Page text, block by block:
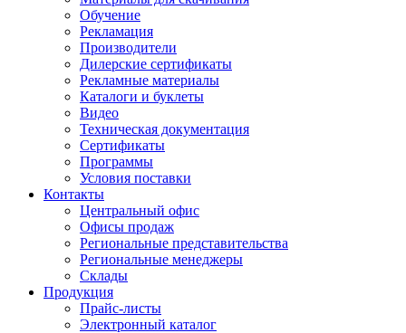
Обучение
Рекламация
Производители
Дилерские сертификаты
Рекламные материалы
Каталоги и буклеты
Видео
Техническая документация
Сертификаты
Программы
Условия поставки
Контакты
Центральный офис
Офисы продаж
Региональные представительства
Региональные менеджеры
Склады
Продукция
Прайс-листы
Электронный каталог